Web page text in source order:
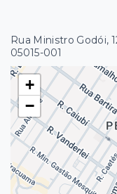
Rua Ministro Godói,
05015-001
+
−